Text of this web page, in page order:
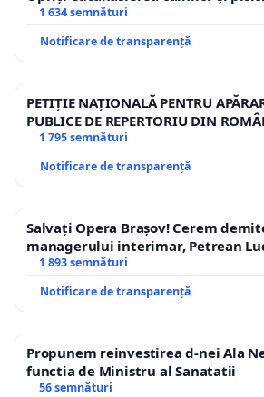
1 634 semnături
Notificare de transparență
PETIȚIE NAȚIONALĂ PENTRU
PUBLICE DE REPERTORIU DIN
1 795 semnături
Notificare de transparență
Salvați Opera Brașov! Cerem
managerului interimar, Petrean
1 893 semnături
Notificare de transparență
Propunem reinvestirea d-nei Ala
functia de Ministru al Sanatatii
56 semnături